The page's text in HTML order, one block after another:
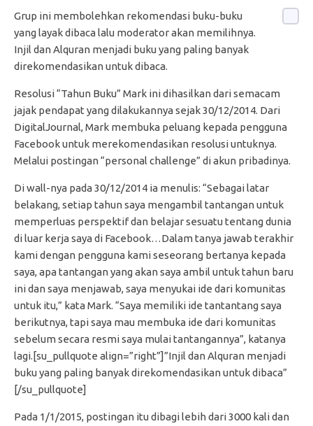
Grup ini membolehkan rekomendasi buku-buku
yang layak dibaca lalu moderator akan memilihnya.
Injil dan Alquran menjadi buku yang paling banyak
direkomendasikan untuk dibaca.
Resolusi “Tahun Buku” Mark ini dihasilkan dari semacam
jajak pendapat yang dilakukannya sejak 30/12/2014. Dari
DigitalJournal, Mark membuka peluang kepada pengguna
Facebook untuk merekomendasikan resolusi untuknya.
Melalui postingan “personal challenge” di akun pribadinya.
Di wall-nya pada 30/12/2014 ia menulis: “Sebagai latar
belakang, setiap tahun saya mengambil tantangan untuk
memperluas perspektif dan belajar sesuatu tentang dunia
di luar kerja saya di Facebook…Dalam tanya jawab terakhir
kami dengan pengguna kami seseorang bertanya kepada
saya, apa tantangan yang akan saya ambil untuk tahun baru
ini dan saya menjawab, saya menyukai ide dari komunitas
untuk itu,” kata Mark. “Saya memiliki ide tantantang saya
berikutnya, tapi saya mau membuka ide dari komunitas
sebelum secara resmi saya mulai tantangannya”, katanya
lagi.[su_pullquote align=”right”]”Injil dan Alquran menjadi
buku yang paling banyak direkomendasikan untuk dibaca”
[/su_pullquote]
Pada 1/1/2015, postingan itu dibagi lebih dari 3000 kali dan